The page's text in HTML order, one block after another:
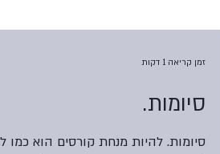
סיומות.
סיומות. להיות מנחת קורסים הוא כמו
זמן קריאה 1 דקות